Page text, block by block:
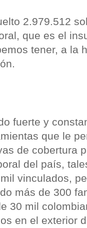
2.979.512
que es el
tener, a la
fuerte y
que le
de cobertura
del país,
vinculados,
más de 300
30 mil
en el exterior